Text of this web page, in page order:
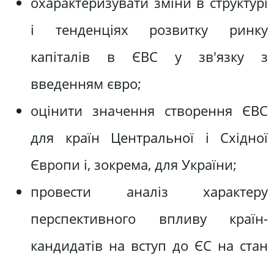
і тенденціях розвитку ринку
капіталів в ЄВС у зв'язку з
введенням євро;
оцінити значення створення ЄВС
для країн Центральної і Східної
Європи і, зокрема, для України;
провести аналіз характеру
перспективного впливу країн-
кандидатів на вступ до ЄС на стан